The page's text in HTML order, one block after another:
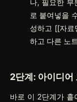
나, 필요한 부
로 붙여넣을
성하고 [[자료
하고 다른 노
2단계: 아이디어
바로 이 2단계가 흩